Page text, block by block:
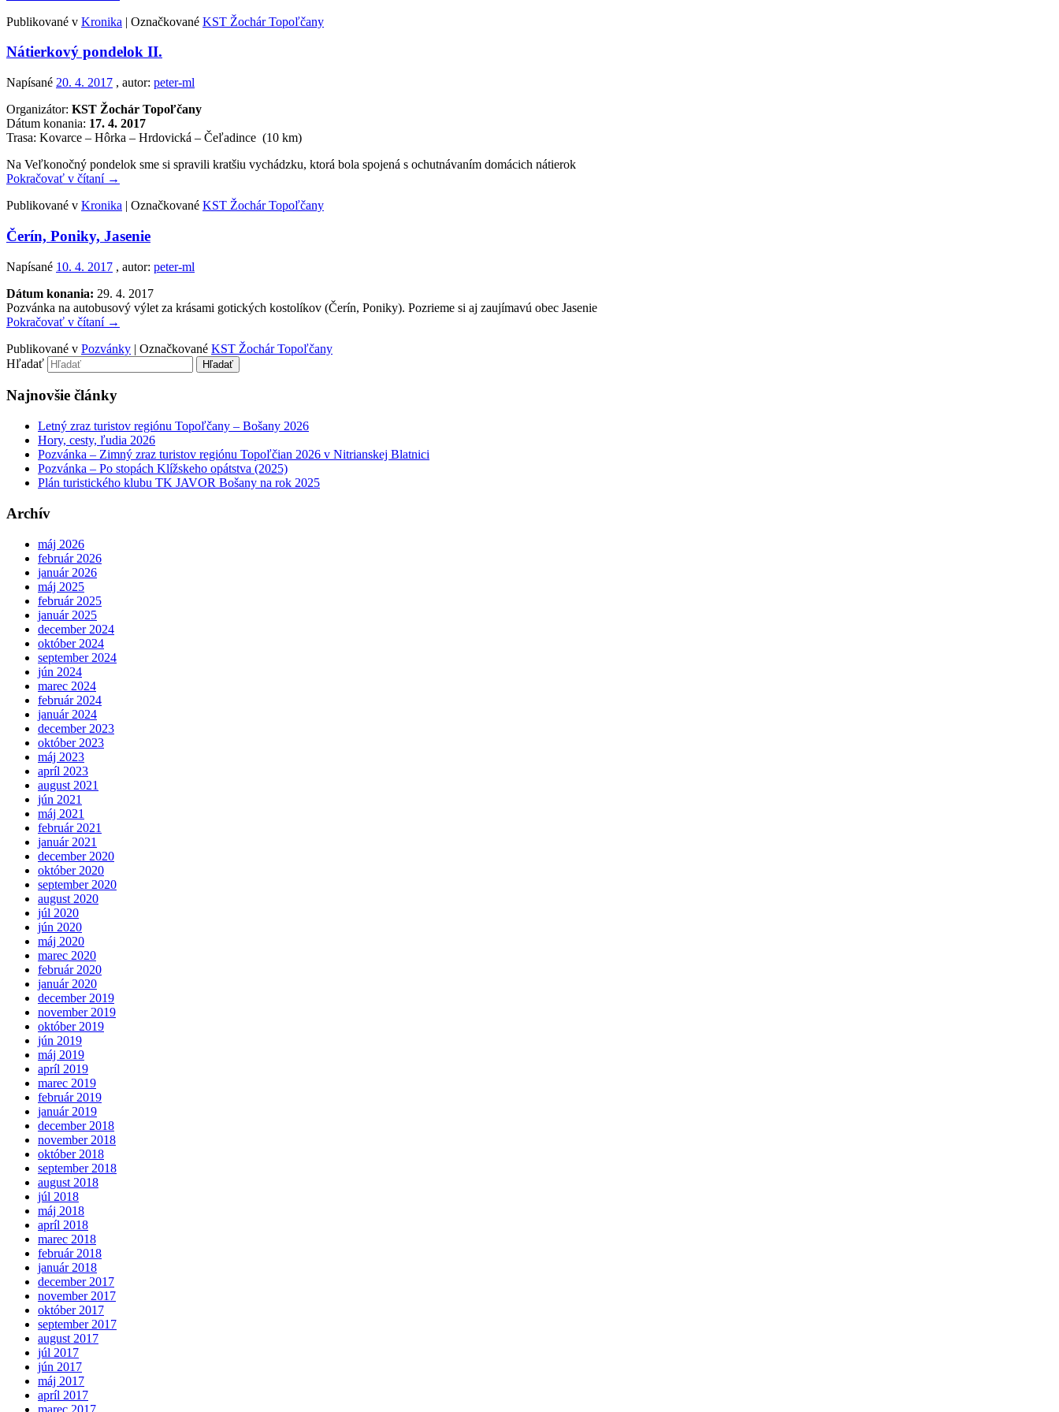
Publikované v Kronika | Označkované KST Žochár Topoľčany
Nátierkový pondelok II.
Napísané 20. 4. 2017 , autor: peter-ml
Organizátor: KST Žochár Topoľčany
Dátum konania: 17. 4. 2017
Trasa: Kovarce – Hôrka – Hrdovická – Čeľadince (10 km)
Na Veľkonočný pondelok sme si spravili kratšiu vychádzku, ktorá bola spojená s ochutnávaním domácich nátierok
Pokračovať v čítaní →
Publikované v Kronika | Označkované KST Žochár Topoľčany
Čerín, Poniky, Jasenie
Napísané 10. 4. 2017 , autor: peter-ml
Dátum konania: 29. 4. 2017
Pozvánka na autobusový výlet za krásami gotických kostolíkov (Čerín, Poniky). Pozrieme si aj zaujímavú obec Jasenie
Pokračovať v čítaní →
Publikované v Pozvánky | Označkované KST Žochár Topoľčany
Hľadať
Najnovšie články
Letný zraz turistov regiónu Topoľčany – Bošany 2026
Hory, cesty, ľudia 2026
Pozvánka – Zimný zraz turistov regiónu Topoľčian 2026 v Nitrianskej Blatnici
Pozvánka – Po stopách Klížskeho opátstva (2025)
Plán turistického klubu TK JAVOR Bošany na rok 2025
Archív
máj 2026
február 2026
január 2026
máj 2025
február 2025
január 2025
december 2024
október 2024
september 2024
jún 2024
marec 2024
február 2024
január 2024
december 2023
október 2023
máj 2023
apríl 2023
august 2021
jún 2021
máj 2021
február 2021
január 2021
december 2020
október 2020
september 2020
august 2020
júl 2020
jún 2020
máj 2020
marec 2020
február 2020
január 2020
december 2019
november 2019
október 2019
jún 2019
máj 2019
apríl 2019
marec 2019
február 2019
január 2019
december 2018
november 2018
október 2018
september 2018
august 2018
júl 2018
máj 2018
apríl 2018
marec 2018
február 2018
január 2018
december 2017
november 2017
október 2017
september 2017
august 2017
júl 2017
jún 2017
máj 2017
apríl 2017
marec 2017